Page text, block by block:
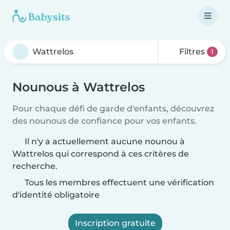
Filtres 1
Nounous à Wattrelos
Pour chaque défi de garde d'enfants, découvrez
des nounous de confiance pour vos enfants.
Il n'y a actuellement aucune nounou à
Wattrelos qui correspond à ces critères de
recherche.
Tous les membres effectuent une vérification
d'identité obligatoire
Inscription gratuite